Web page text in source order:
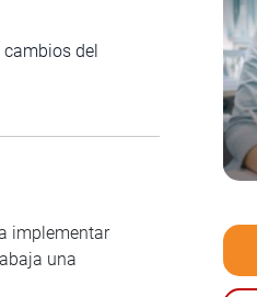
del
implementar
una